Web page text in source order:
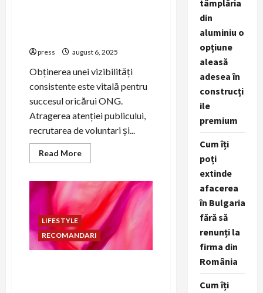
press august 6, 2025
Obținerea unei vizibilități
consistente este vitală pentru
succesul oricărui ONG.
Atragerea atenției publicului,
recrutarea de voluntari și...
Read MoreRead
more
de
PR
pentru
creșterea
vizibilității
ONG-
urilor
LIFESTYLE
RECOMANDARI
tâmplăria
din
aluminiu o
opțiune
aleasă
adesea în
construcți
ile
premium
Cum îți
poți
extinde
afacerea
în Bulgaria
fără să
renunți la
firma din
România
Cum îți